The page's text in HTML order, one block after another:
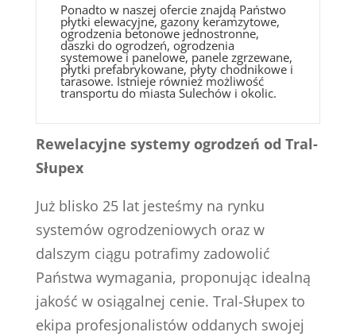
Ponadto w naszej ofercie znajdą Państwo
płytki elewacyjne, gazony keramzytowe,
ogrodzenia betonowe jednostronne,
daszki do ogrodzeń, ogrodzenia
systemowe i panelowe, panele zgrzewane,
płytki prefabrykowane, płyty chodnikowe i
tarasowe. Istnieje również możliwość
transportu do miasta Sulechów i okolic.
Rewelacyjne systemy ogrodzeń od Tral-
Słupex
Już blisko 25 lat jesteśmy na rynku
systemów ogrodzeniowych oraz w
dalszym ciągu potrafimy zadowolić
Państwa wymagania, proponując idealną
jakość w osiągalnej cenie. Tral-Słupex to
ekipa profesjonalistów oddanych swojej